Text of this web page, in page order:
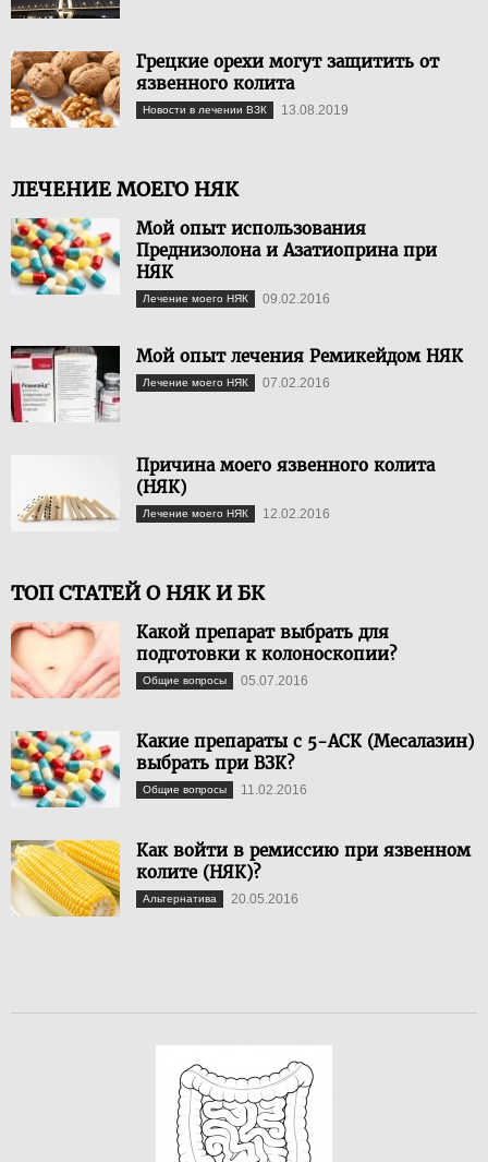
Грецкие орехи могут защитить от
язвенного колита
Новости в лечении ВЗК 13.08.2019
ЛЕЧЕНИЕ МОЕГО НЯК
Мой опыт использования
Преднизолона и Азатиоприна при
НЯК
Лечение моего НЯК 09.02.2016
Мой опыт лечения Ремикейдом НЯК
Лечение моего НЯК 07.02.2016
Причина моего язвенного колита
(НЯК)
Лечение моего НЯК 12.02.2016
ТОП СТАТЕЙ О НЯК И БК
Какой препарат выбрать для
подготовки к колоноскопии?
Общие вопросы 05.07.2016
Какие препараты с 5-АСК (Месалазин)
выбрать при ВЗК?
Общие вопросы 11.02.2016
Как войти в ремиссию при язвенном
колите (НЯК)?
Альтернатива 20.05.2016